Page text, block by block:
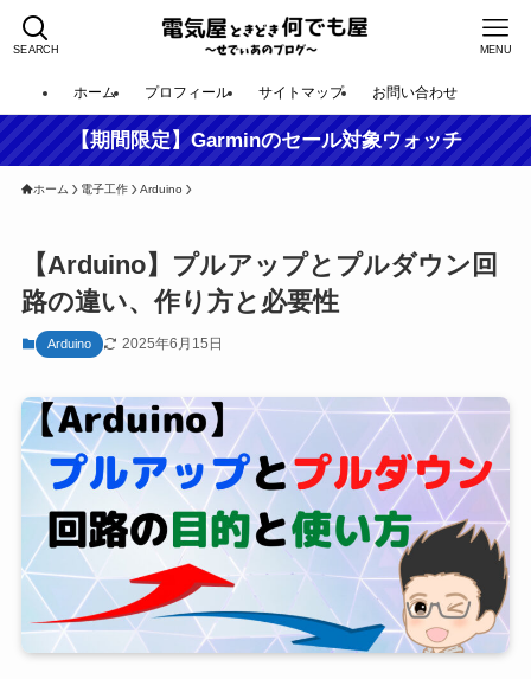
SEARCH MENU
ホーム プロフィール サイトマップ お問い合わせ
【期間限定】Garminのセール対象ウォッチ
ホーム 電子工作 Arduino
【Arduino】プルアップとプルダウン回
路の違い、作り方と必要性
Arduino 2025年6月15日